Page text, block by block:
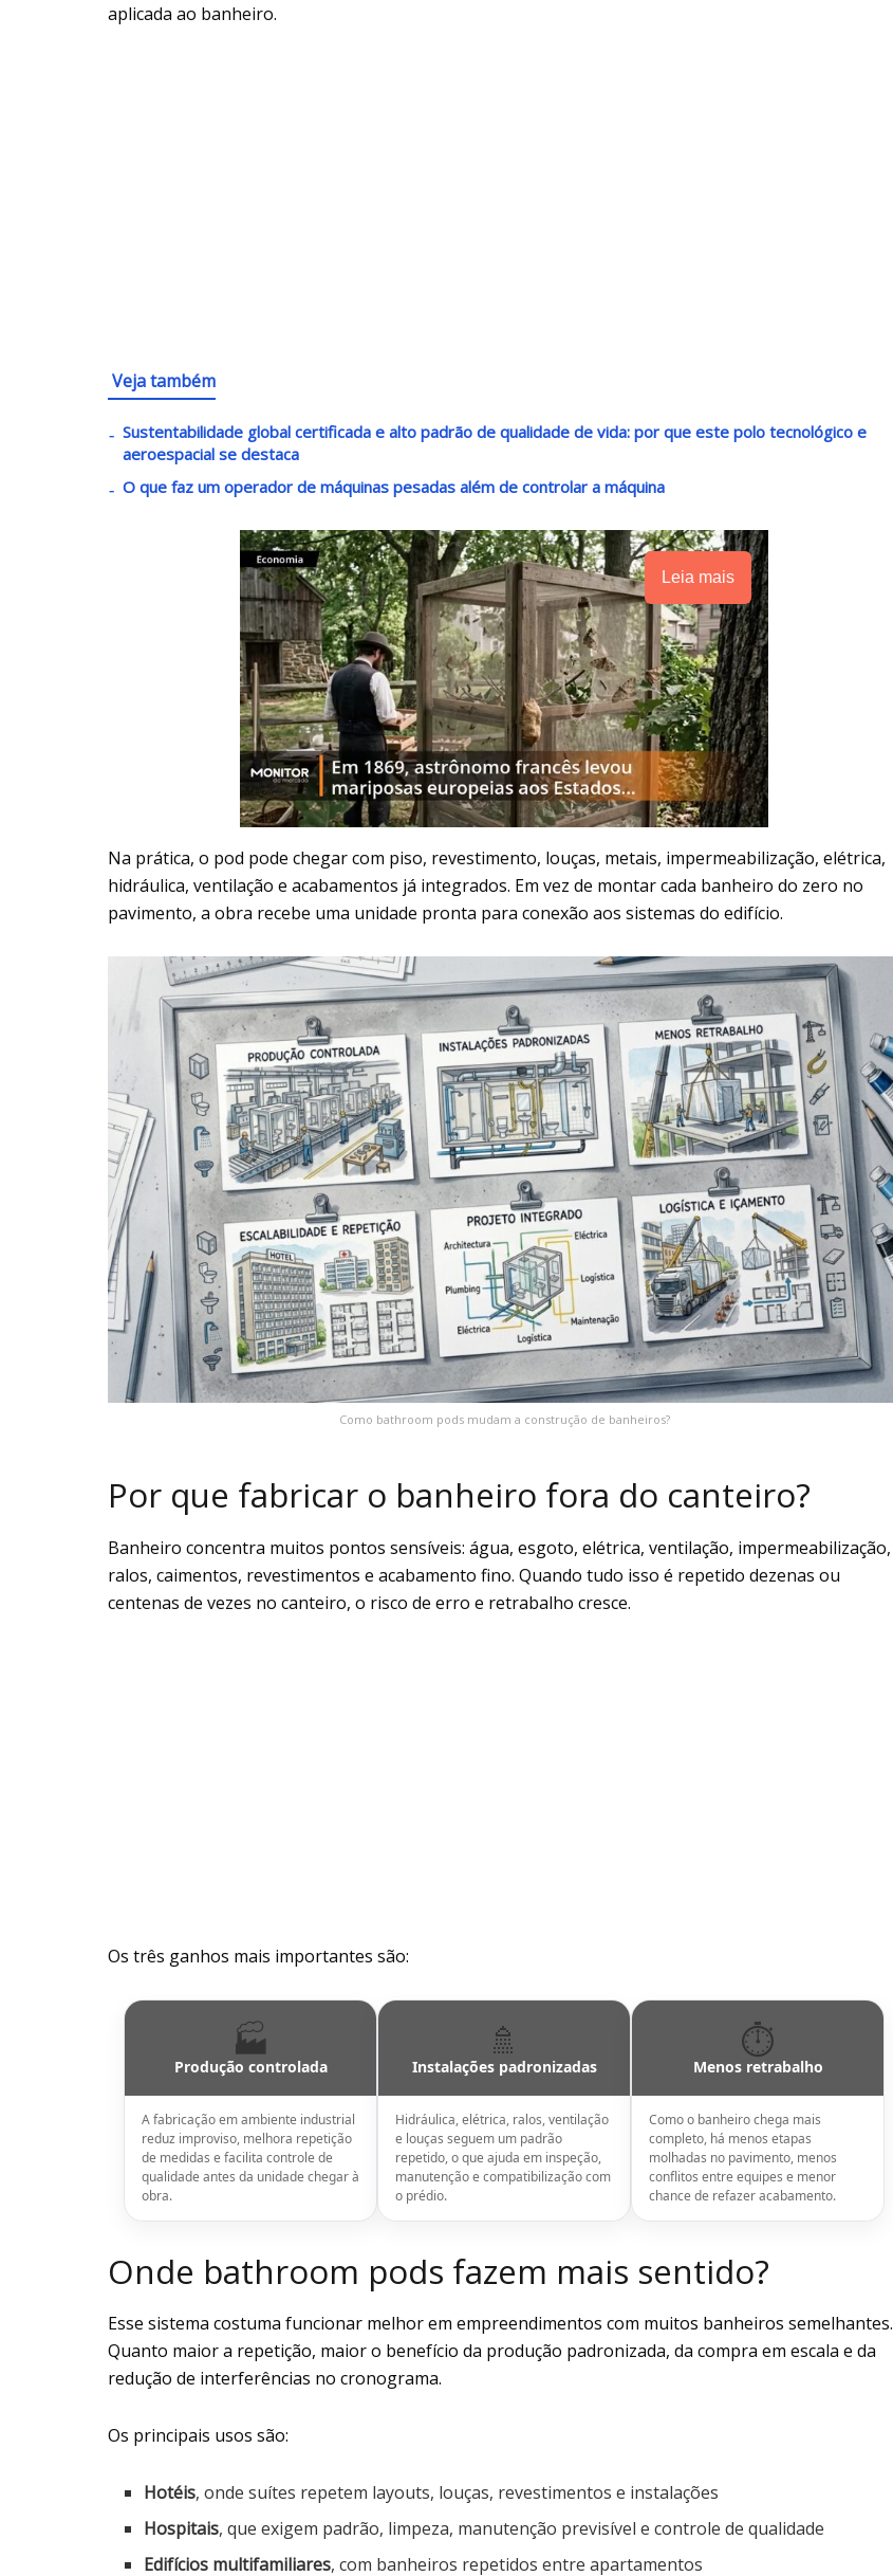
aplicada ao banheiro.
Veja também
Sustentabilidade global certificada e alto padrão de qualidade de vida: por que este polo tecnológico e
aeroespacial se destaca
O que faz um operador de máquinas pesadas além de controlar a máquina
Leia mais
Na prática, o pod pode chegar com piso, revestimento, louças, metais, impermeabilização, elétrica,
hidráulica, ventilação e acabamentos já integrados. Em vez de montar cada banheiro do zero no
pavimento, a obra recebe uma unidade pronta para conexão aos sistemas do edifício.
Como bathroom pods mudam a construção de banheiros?
Por que fabricar o banheiro fora do canteiro?
Banheiro concentra muitos pontos sensíveis: água, esgoto, elétrica, ventilação, impermeabilização,
ralos, caimentos, revestimentos e acabamento fino. Quando tudo isso é repetido dezenas ou
centenas de vezes no canteiro, o risco de erro e retrabalho cresce.
Os três ganhos mais importantes são:
🏭
Produção controlada
A fabricação em ambiente industrial
reduz improviso, melhora repetição
de medidas e facilita controle de
qualidade antes da unidade chegar à
obra.
🚿
Instalações padronizadas
Hidráulica, elétrica, ralos, ventilação
e louças seguem um padrão
repetido, o que ajuda em inspeção,
manutenção e compatibilização com
o prédio.
⏱️
Menos retrabalho
Como o banheiro chega mais
completo, há menos etapas
molhadas no pavimento, menos
conflitos entre equipes e menor
chance de refazer acabamento.
Onde bathroom pods fazem mais sentido?
Esse sistema costuma funcionar melhor em empreendimentos com muitos banheiros semelhantes.
Quanto maior a repetição, maior o benefício da produção padronizada, da compra em escala e da
redução de interferências no cronograma.
Os principais usos são:
Hotéis, onde suítes repetem layouts, louças, revestimentos e instalações
Hospitais, que exigem padrão, limpeza, manutenção previsível e controle de qualidade
Edifícios multifamiliares, com banheiros repetidos entre apartamentos